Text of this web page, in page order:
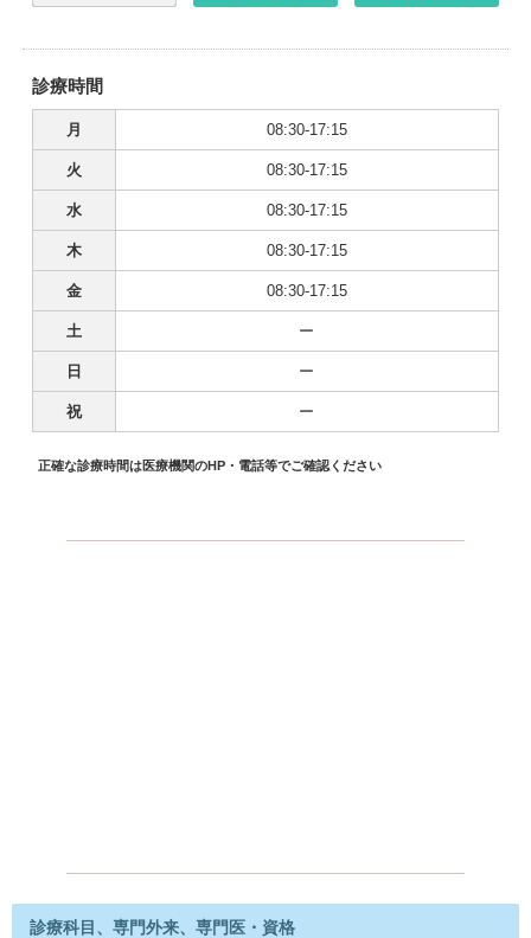
診療時間
月 08:30-17:15
火 08:30-17:15
水 08:30-17:15
木 08:30-17:15
金 08:30-17:15
土 ー
日 ー
祝 ー
正確な診療時間は医療機関のHP・電話等でご確認ください
診療科目、専門外来、専門医・資格